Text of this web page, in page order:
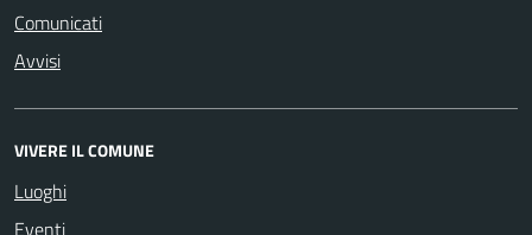
Comunicati
Avvisi
VIVERE IL COMUNE
Luoghi
Eventi